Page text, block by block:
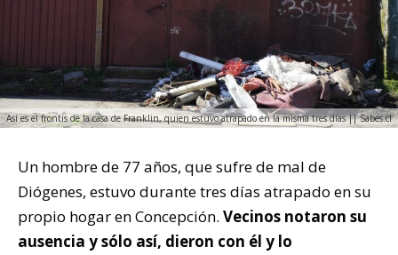
Así es el frontis de la casa de Franklin, quien estuvo atrapado en la misma tres días || Sabes.cl
Un hombre de 77 años, que sufre de mal de
Diógenes, estuvo durante tres días atrapado en su
propio hogar en Concepción. Vecinos notaron su
ausencia y sólo así, dieron con él y lo